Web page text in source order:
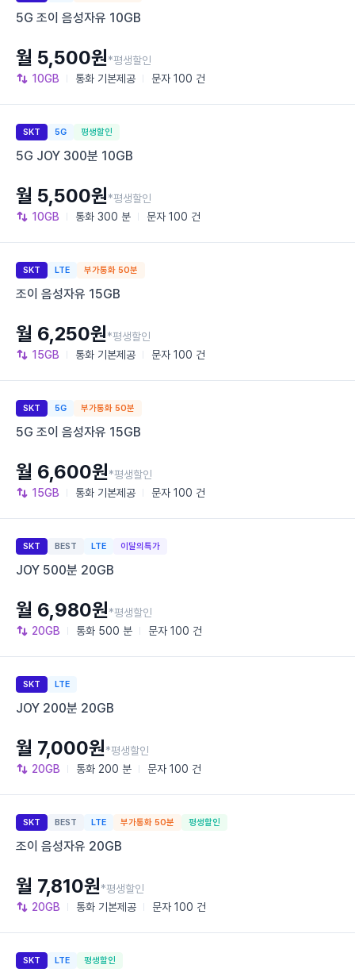
5G 조이 음성자유 10GB
10GB 통화 기본제공 문자 100 건
월 5,500원*평생할인
SKT 5G 평생할인
5G JOY 300분 10GB
10GB 통화 300 분 문자 100 건
월 5,500원*평생할인
SKT LTE 부가통화 50분
조이 음성자유 15GB
15GB 통화 기본제공 문자 100 건
월 6,250원*평생할인
SKT 5G 부가통화 50분
5G 조이 음성자유 15GB
15GB 통화 기본제공 문자 100 건
월 6,600원*평생할인
SKT BEST LTE 이달의특가
JOY 500분 20GB
20GB 통화 500 분 문자 100 건
월 6,980원*평생할인
SKT LTE
JOY 200분 20GB
20GB 통화 200 분 문자 100 건
월 7,000원*평생할인
SKT BEST LTE 부가통화 50분 평생할인
조이 음성자유 20GB
20GB 통화 기본제공 문자 100 건
월 7,810원*평생할인
SKT LTE 평생할인